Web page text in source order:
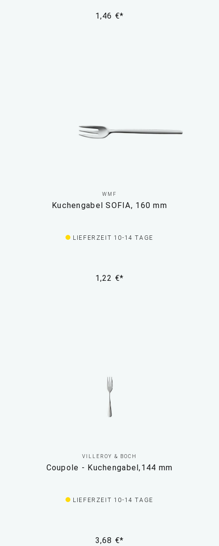
1,46 €*
WMF
Kuchengabel SOFIA, 160 mm
LIEFERZEIT 10-14 TAGE
1,22 €*
VILLEROY & BOCH
Coupole - Kuchengabel,144 mm
LIEFERZEIT 10-14 TAGE
3,68 €*